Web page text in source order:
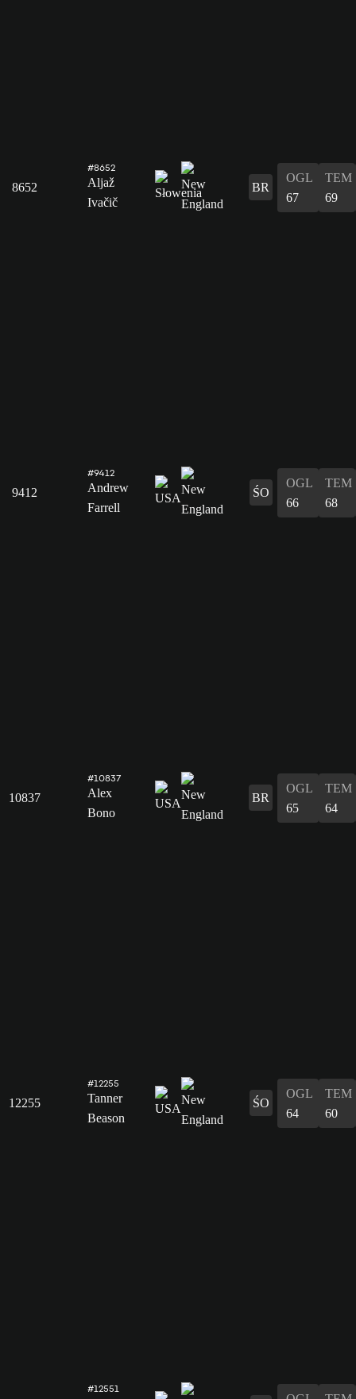
8652
#8652
Aljaž
Ivačič
BR
OGL
67
TEM
69
9412
#9412
Andrew
Farrell
ŚO
OGL
66
TEM
68
10837
#10837
Alex
Bono
BR
OGL
65
TEM
64
12255
#12255
Tanner
Beason
ŚO
OGL
64
TEM
60
#12551